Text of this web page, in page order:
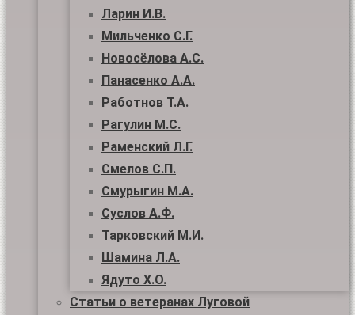
Ларин И.В.
Мильченко С.Г.
Новосёлова А.С.
Панасенко А.А.
Работнов Т.А.
Рагулин М.С.
Раменский Л.Г.
Смелов С.П.
Смурыгин М.А.
Суслов А.Ф.
Тарковский М.И.
Шамина Л.А.
Ядуто Х.О.
Статьи о ветеранах Луговой